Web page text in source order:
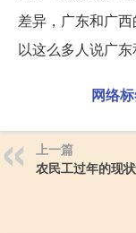
差异，广东和广
以这么多人说广东
网络标
上一篇
农民工过年的现